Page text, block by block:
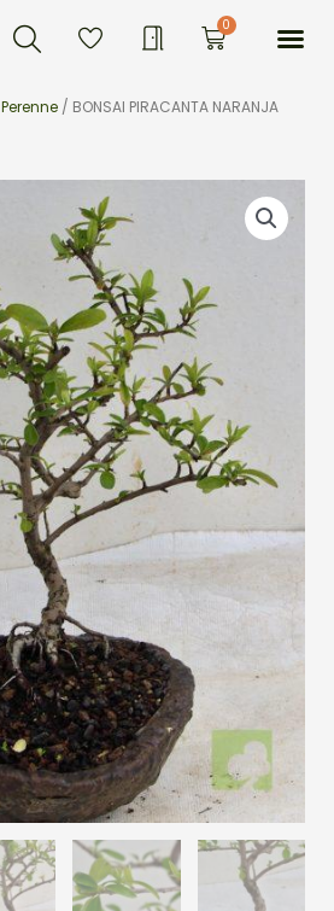
Buscar 0Carrito
Perenne / BONSAI PIRACANTA NARANJA